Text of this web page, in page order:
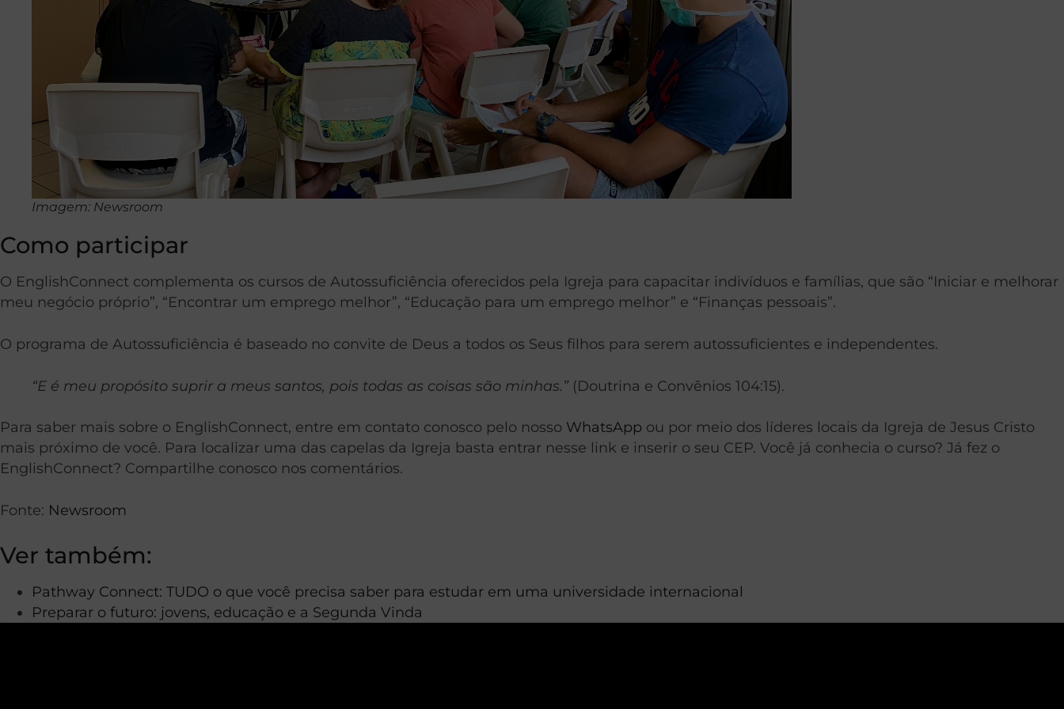
Imagem: Newsroom
Como participar
O EnglishConnect complementa os cursos de Autossuficiência oferecidos pela Igreja para capacitar indivíduos e famílias, que são “Iniciar e melhorar
meu negócio próprio”, “Encontrar um emprego melhor”, “Educação para um emprego melhor” e “Finanças pessoais”.
O programa de Autossuficiência é baseado no convite de Deus a todos os Seus filhos para serem autossuficientes e independentes.
“E é meu propósito suprir a meus santos, pois todas as coisas são minhas.”(Doutrina e Convênios 104:15).
Para saber mais sobre o EnglishConnect, entre em contato conosco pelo nosso WhatsApp ou por meio dos líderes locais da Igreja de Jesus Cristo
mais próximo de você. Para localizar uma das capelas da Igreja basta entrar nesse link e inserir o seu CEP. Você já conhecia o curso? Já fez o
EnglishConnect? Compartilhe conosco nos comentários.
Fonte: Newsroom
Ver também:
Pathway Connect: TUDO o que você precisa saber para estudar em uma universidade internacional
Preparar o futuro: jovens, educação e a Segunda Vinda